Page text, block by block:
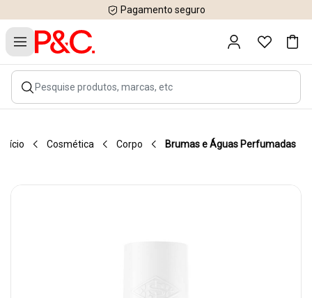
Pagamento seguro
Início Cosmética Corpo Brumas e Águas Perfumadas